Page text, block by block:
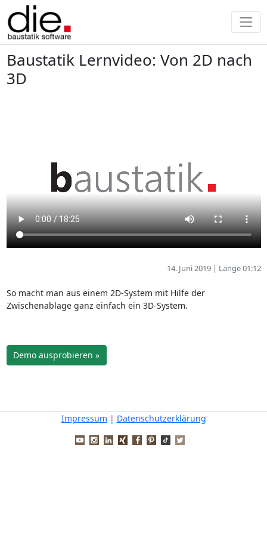
Baustatik Lernvideo: Von 2D nach
3D
14. Juni 2019 | Länge 01:12
So macht man aus einem 2D-System mit Hilfe der
Zwischenablage ganz einfach ein 3D-System.
Demo ausprobieren »
Impressum | Datenschutzerklärung